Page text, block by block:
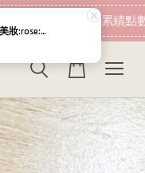
加入會員 消費即可累績點
【隔日出貨】現貨:fire:BOBO美妝:rose:專櫃貨 Relove 拋光酵母泌膜 嫩白/控油 5g+5g 試用包